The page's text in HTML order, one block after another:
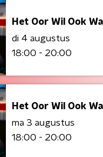
Het Oor Wil Ook
di 4 augustus
18:00 - 20:00
Het Oor Wil Ook
ma 3 augustus
18:00 - 20:00